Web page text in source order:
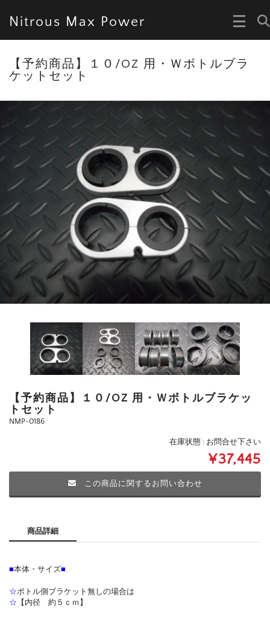
Nitrous Max Power
【予約商品】１０/OZ 用・Ｗボトルブラ
ケットセット
【予約商品】１０/OZ 用・Ｗボトルブラケッ
トセット
NMP-0186
在庫状態 : お問合せ下さい
¥37,445
この商品に関するお問い合わせ
商品詳細
■本体・サイズ■
☆ボトル側ブラケット無しの場合は
☆ 【内径 約５ｃｍ】